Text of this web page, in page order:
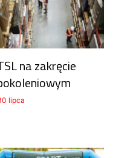
na zakręcie
lipca